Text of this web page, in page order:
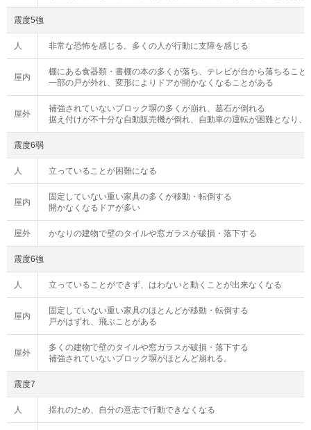
震度5強
人 非常な恐怖を感じる。多くの人が行動に支障を感じる
屋内
棚にある食器類・書棚の本の多くが落ち、テレビが台から落ちること
一部の戸が外れ、変形によりドアが開かなくなることがある
屋外
補強されていないブロック塀の多くが崩れ、墓石が倒れる
据え付けが不十分な自動販売機が倒れ、自動車の運転が困難となり、
震度6弱
人 立っていることが困難になる
屋内
固定していない重い家具の多くが移動・転倒する
開かなくなるドアが多い
屋外 かなりの建物で壁のタイルや窓ガラスが破損・落下する
震度6強
人 立っていることができず、はわないと動くことが出来なくなる
屋内
固定していない重い家具のほとんどが移動・転倒する
戸がはずれ、飛ぶことがある
屋外
多くの建物で壁のタイルや窓ガラスが破損・落下する
補強されていないブロック塀がほとんど崩れる。
震度7
人 揺れのため、自分の意志で行動できなくなる